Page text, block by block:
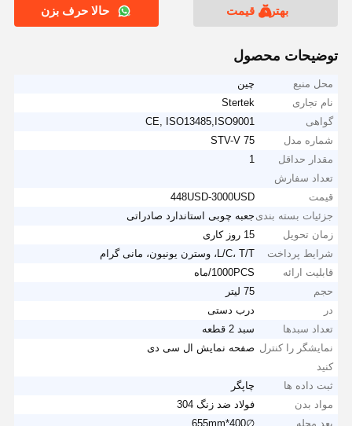
بهترین قیمت حالا حرف بزن
توضیحات محصول
محل منبع
چین
نام تجاری
Stertek
گواهی
CE, ISO13485,ISO9001
شماره مدل
STV-V 75
مقدار حداقل
تعداد سفارش
1
قیمت
448USD-3000USD
جزئیات بسته بندی جعبه چوبی استاندارد صادراتی
زمان تحویل
15 روز کاری
شرایط پرداخت
L/C، T/T، وسترن یونیون، مانی گرام
قابلیت ارائه
1000PCS/ماه
حجم
75 لیتر
در
درب دستی
تعداد سبدها
سبد 2 قطعه
نمایشگر را کنترل
کنید
صفحه نمایش ال سی دی
ثبت داده ها
چاپگر
مواد بدن
فولاد ضد زنگ 304
بعد محله
∅400*655mm